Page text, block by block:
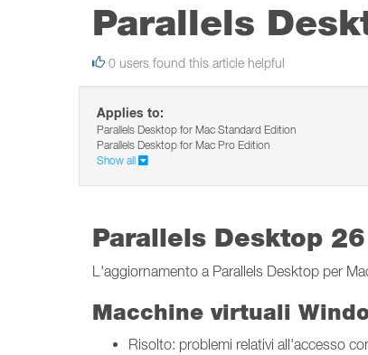
Parallels
0 users found this article helpful
Applies to:
Parallels Desktop for Mac Standard Edition
Parallels Desktop for Mac Pro Edition
Show all
Parallels Desktop
L'aggiornamento a Parallels Desktop per
Macchine virtuali
Risolto: problemi relativi all'accesso